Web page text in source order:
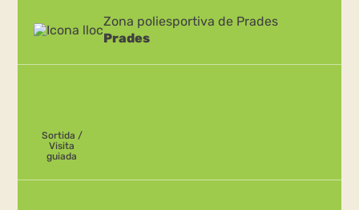
Zona poliesportiva de Prades
Prades
Sortida /
Visita
guiada